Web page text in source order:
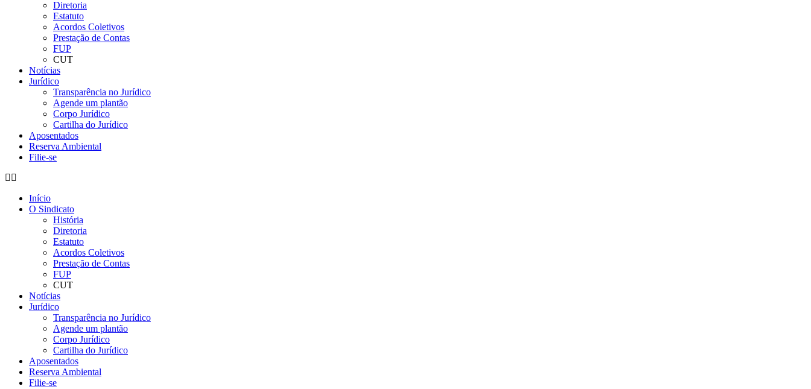
Diretoria
Estatuto
Acordos Coletivos
Prestação de Contas
FUP
CUT
Notícias
Jurídico
Transparência no Jurídico
Agende um plantão
Corpo Jurídico
Cartilha do Jurídico
Aposentados
Reserva Ambiental
Filie-se
Início
O Sindicato
História
Diretoria
Estatuto
Acordos Coletivos
Prestação de Contas
FUP
CUT
Notícias
Jurídico
Transparência no Jurídico
Agende um plantão
Corpo Jurídico
Cartilha do Jurídico
Aposentados
Reserva Ambiental
Filie-se